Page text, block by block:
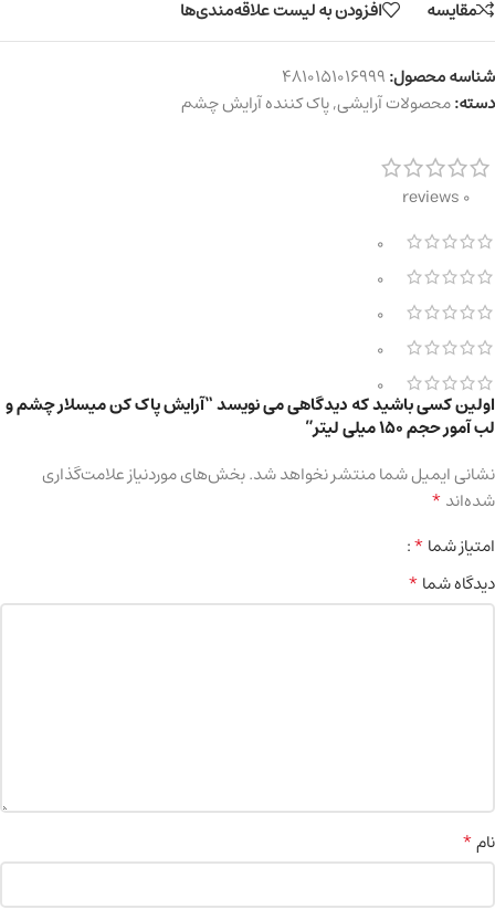
مقایسه افزودن به لیست علاقه‌مندی‌ها
شناسه محصول:4810151016999
دسته:محصولات آرایشی,پاک کننده آرایش چشم
0 reviews
0
0
0
0
0
اولین کسی باشید که دیدگاهی می نویسد “آرایش پاک کن میسلار چشم و
لب آمور حجم 150 میلی لیتر”
نشانی ایمیل شما منتشر نخواهد شد.بخش‌های موردنیاز علامت‌گذاری
شده‌اند*
امتیاز شما*
دیدگاه شما*
نام*